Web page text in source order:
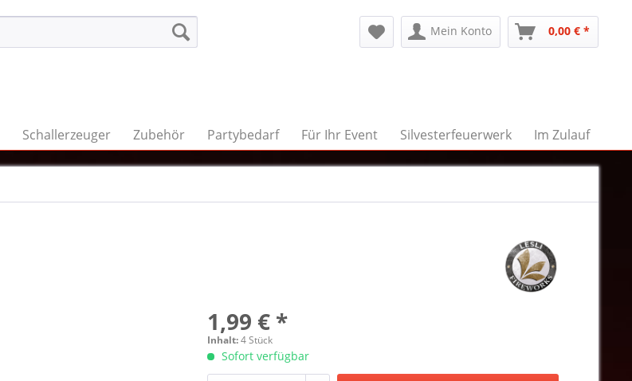
Mein Konto 0,00 € *
Schallerzeuger Zubehör Partybedarf Für Ihr Event Silvesterfeuerwerk Im Zulauf
1,99 € *
Inhalt:4 Stück
Sofort verfügbar